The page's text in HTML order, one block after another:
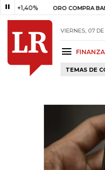
ORO COMPRA BANCO DE
VIERNES, 07
TEMAS DE